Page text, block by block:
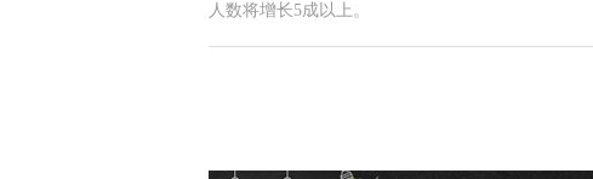
人数将增长5成以上。